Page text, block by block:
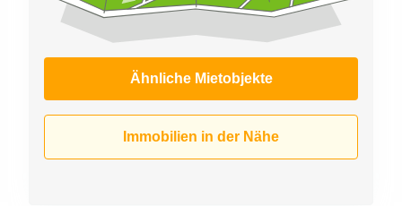
Ähnliche Mietobjekte
Immobilien in der Nähe